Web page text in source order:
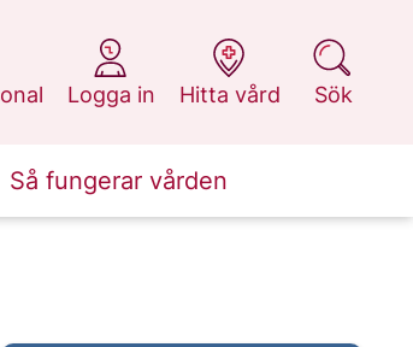
Logga in
på 1177.se
Hitta vård
på 1177.se
Sök
på 1177.se
Så fungerar vården